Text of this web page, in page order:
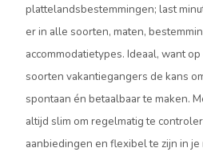
plattelandsbestemmingen; last
er in alle soorten, maten,
accommodatietypes. Ideaal, want
soorten vakantiegangers de kans
spontaan én betaalbaar te maken.
altijd slim om regelmatig te
aanbiedingen en flexibel te zijn in